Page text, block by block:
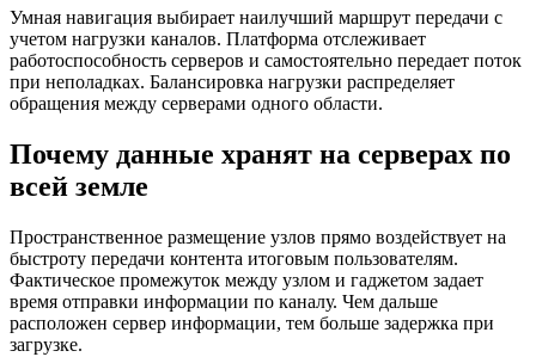
Умная навигация выбирает наилучший маршрут передачи с
учетом нагрузки каналов. Платформа отслеживает
работоспособность серверов и самостоятельно передает поток
при неполадках. Балансировка нагрузки распределяет
обращения между серверами одного области.
Почему данные хранят на серверах по
всей земле
Пространственное размещение узлов прямо воздействует на
быстроту передачи контента итоговым пользователям.
Фактическое промежуток между узлом и гаджетом задает
время отправки информации по каналу. Чем дальше
расположен сервер информации, тем больше задержка при
загрузке.